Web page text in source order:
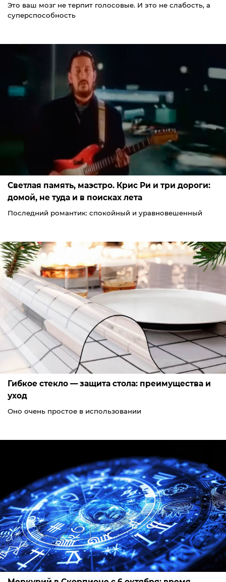
Это ваш мозг не терпит голосовые. И это не слабость, а
суперспособность
Светлая память, маэстро. Крис Ри и три дороги:
домой, не туда и в поисках лета
Последний романтик: спокойный и уравновешенный
Гибкое стекло — защита стола: преимущества и
уход
Оно очень простое в использовании